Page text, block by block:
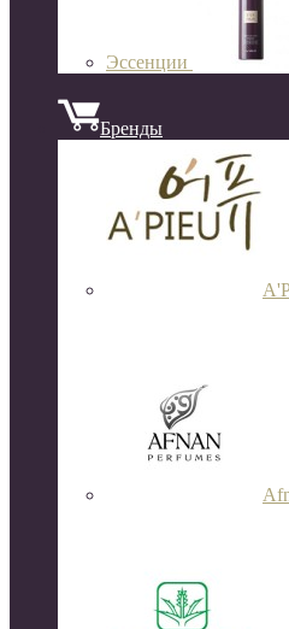
Эссенции
Бренды